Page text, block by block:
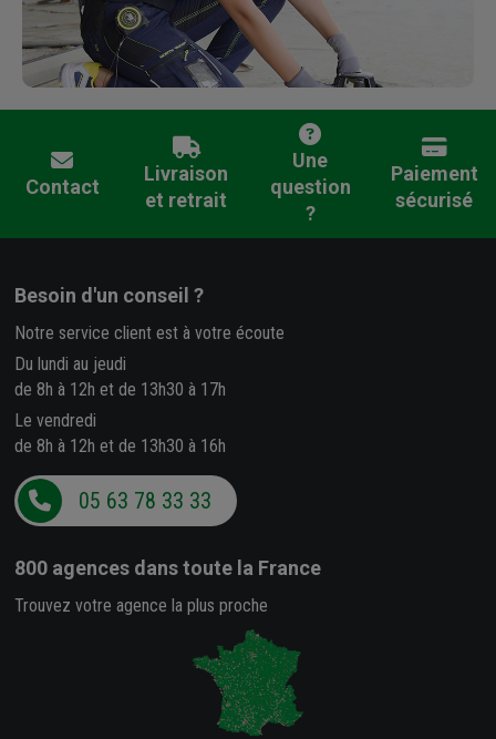
Contact
Livraison
et retrait
Une
question
?
Paiement
sécurisé
Besoin d'un conseil ?
Notre service client est à votre écoute
Du lundi au jeudi
de 8h à 12h et de 13h30 à 17h
Le vendredi
de 8h à 12h et de 13h30 à 16h
05 63 78 33 33
800 agences dans toute la France
Trouvez votre agence la plus proche